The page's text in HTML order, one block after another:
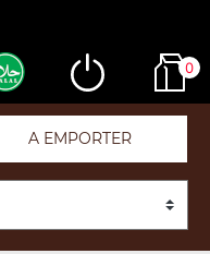
0
A EMPORTER